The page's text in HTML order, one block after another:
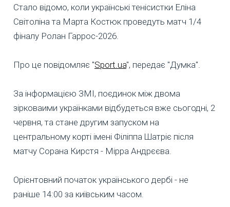
Стало відомо, коли українські тенісистки Еліна
Світоліна та Марта Костюк проведуть матч 1/4
фіналу Ролан Гаррос-2026.
Про це повідомляє "Sport.ua", передає "Думка".
За інформацією ЗМІ, поєдинок між двома
зірковаими українками відбудеться вже сьогодні, 2
червня, та стане другим запуском на
центральному корті імені Філіппа Шатріє після
матчу Сорана Кирстя - Мірра Андрєєва.
Орієнтовний початок українського дербі - не
раніше 14:00 за київським часом.